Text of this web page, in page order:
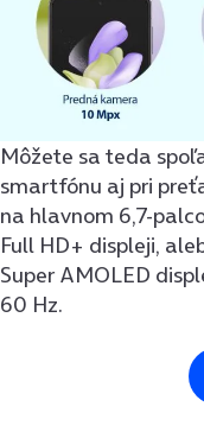
Môžete sa teda
smartfónu aj pri
na hlavnom 6,7-
Full HD+ displeji,
Super AMOLED
60 Hz.